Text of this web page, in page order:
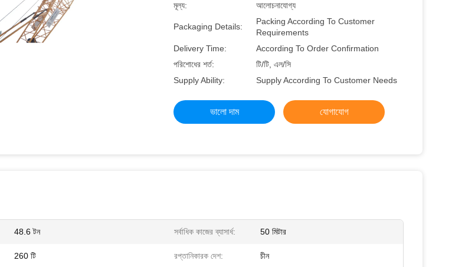
মূল্য: আলোচনাযোগ্য
Packaging Details:
Packing According To Customer
Requirements
Delivery Time:
According To Order Confirmation
পরিশোধের শর্ত:
টি/টি, এল/সি
Supply Ability:
Supply According To Customer Needs
ভালো দাম যোগাযোগ
48.6 টন সর্বাধিক কাজের ব্যাসার্ধ: 50 মিটার
260 টি রপ্তানিকারক দেশ: চীন